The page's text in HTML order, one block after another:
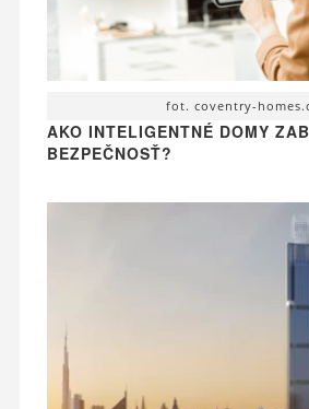
fot. coventry-
AKO INTELIGENTNÉ DOMY
BEZPEČNOSŤ?